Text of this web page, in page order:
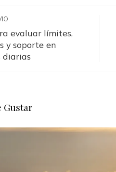
evaluar límites,
y soporte en
diarias
Gustar